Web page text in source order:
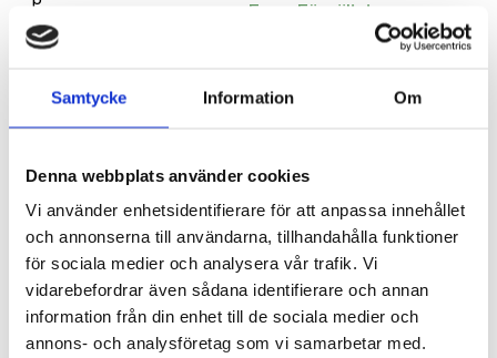
Samtycke Information Om
Denna webbplats använder cookies
Vi använder enhetsidentifierare för att anpassa innehållet
och annonserna till användarna, tillhandahålla funktioner
för sociala medier och analysera vår trafik. Vi
vidarebefordrar även sådana identifierare och annan
information från din enhet till de sociala medier och
annons- och analysföretag som vi samarbetar med.
Foga Försäljning
LÄGG TILL I VARUKORG
Foga Försäljning